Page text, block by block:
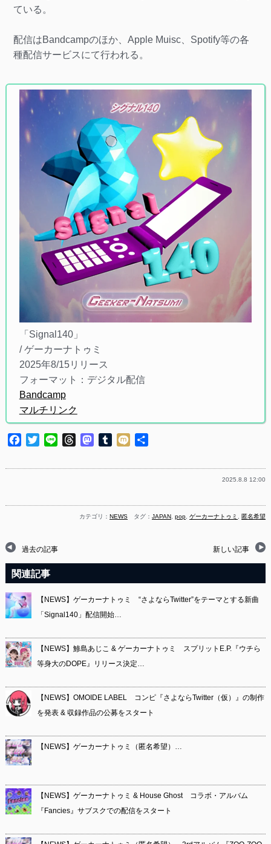
ている。
配信はBandcampのほか、Apple Muisc、Spotify等の各
種配信サービスにて行われる。
「Signal140」
/ ゲーカーナトゥミ
2025年8/15リリース
フォーマット：デジタル配信
Bandcamp
マルチリンク
Facebook
TwitterLine ThreadsMastodon
Tumblr
Mixi
2025.8.8 12:00
カテゴリ： NEWS タグ：JAPAN,pop,ゲーカーナトゥミ , 匿名希望
過去の記事 新しい記事
関連記事
【NEWS】ゲーカーナトゥミ “さよならTwitter”をテーマとする新曲
「Signal140」配信開始…
【NEWS】鯵島あじこ & ゲーカーナトゥミ スプリットE.P.『ウチら
等身大のDOPE』リリース決定…
【NEWS】OMOIDE LABEL コンピ『さよならTwitter（仮）』の制作
を発表 & 収録作品の公募をスタート
【NEWS】ゲーカーナトゥミ（匿名希望）…
【NEWS】ゲーカーナトゥミ & House Ghost コラボ・アルバム
『Fancies』サブスクでの配信をスタート